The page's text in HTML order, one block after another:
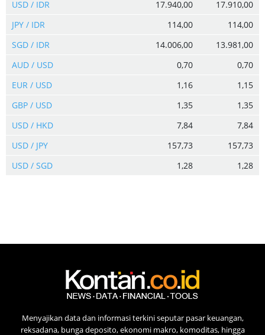
USD / IDR
17.940,00
17.910,00
JPY / IDR
114,00
114,00
SGD / IDR
14.006,00
13.981,00
AUD / USD
0,70
0,70
EUR / USD
1,16
1,15
GBP / USD
1,35
1,35
USD / HKD
7,84
7,84
USD / JPY
157,73
157,73
USD / SGD
1,28 1,28
Menyajikan data dan informasi terkini seputar pasar keuangan,
reksadana, bunga deposito, ekonomi makro, komoditas, hingga